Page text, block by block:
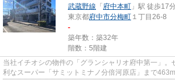
武蔵野線 「 府中本町 」駅 徒歩17
東京都府中市分梅町 １丁目26-8
-
築年数：築32年
階数：5階建
当社イチオシの物件の「グランシャリオ府中第一」。
利なスーパー「サミットミナノ分倍河原店」まで